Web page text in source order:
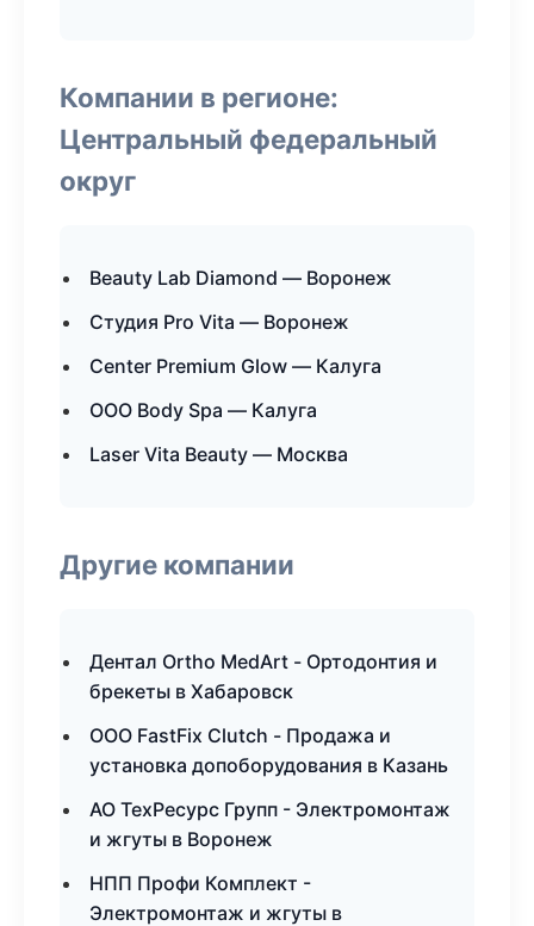
Компании в регионе:
Центральный федеральный
округ
Beauty Lab Diamond — Воронеж
Студия Pro Vita — Воронеж
Center Premium Glow — Калуга
ООО Body Spa — Калуга
Laser Vita Beauty — Москва
Другие компании
Дентал Ortho MedArt - Ортодонтия и
брекеты в Хабаровск
ООО FastFix Clutch - Продажа и
установка допоборудования в Казань
АО ТехРесурс Групп - Электромонтаж
и жгуты в Воронеж
НПП Профи Комплект -
Электромонтаж и жгуты в